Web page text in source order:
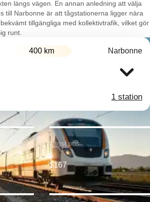
längs vägen. En annan anledning att välja
till Narbonne är att tågstationerna ligger nära
tillgängliga med kollektivtrafik, vilket gör
runt.
400 km Narbonne
1 station
Lägst pris:
$167